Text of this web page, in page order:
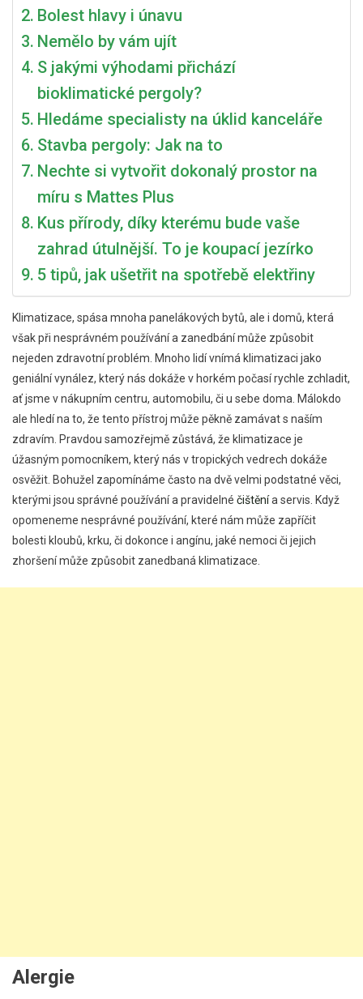
Bolest hlavy i únavu
Nemělo by vám ujít
S jakými výhodami přichází
bioklimatické pergoly?
Hledáme specialisty na úklid kanceláře
Stavba pergoly: Jak na to
Nechte si vytvořit dokonalý prostor na
míru s Mattes Plus
Kus přírody, díky kterému bude vaše
zahrad útulnější. To je koupací jezírko
5 tipů, jak ušetřit na spotřebě elektřiny
Klimatizace, spása mnoha panelákových bytů, ale i domů, která
však při nesprávném používání a zanedbání může způsobit
nejeden zdravotní problém. Mnoho lidí vnímá klimatizaci jako
geniální vynález, který nás dokáže v horkém počasí rychle zchladit,
ať jsme v nákupním centru, automobilu, či u sebe doma. Málokdo
ale hledí na to, že tento přístroj může pěkně zamávat s naším
zdravím. Pravdou samozřejmě zůstává, že klimatizace je
úžasným pomocníkem, který nás v tropických vedrech dokáže
osvěžit. Bohužel zapomínáme často na dvě velmi podstatné věci,
kterými jsou správné používání a pravidelné čištěnía servis. Když
opomeneme nesprávné používání, které nám může zapříčit
bolesti kloubů, krku, či dokonce i angínu, jaké nemoci či jejich
zhoršení může způsobit zanedbaná klimatizace.
Alergie